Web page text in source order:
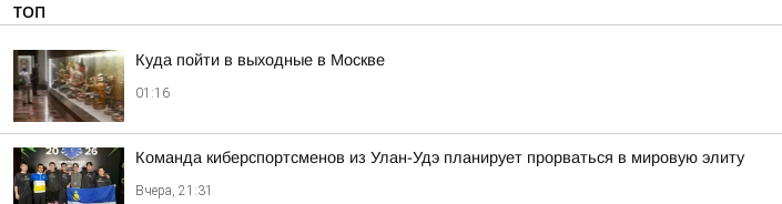
ТОП
Куда пойти в выходные в Москве
01:16
Команда киберспортсменов из Улан-Удэ планирует прорваться в мировую элиту
Вчера, 21:31